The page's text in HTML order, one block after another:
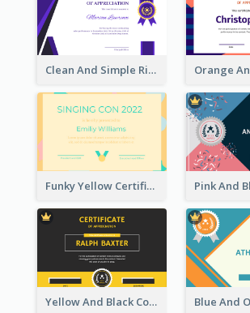
Clean And Simple Ribbon Certificate Design Ideas
Funky Yellow Certificate Of Singing Content Champion
Yellow And Black Contrast Simple Certificate